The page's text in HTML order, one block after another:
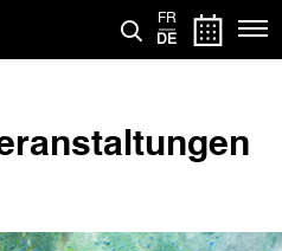
FR
DE